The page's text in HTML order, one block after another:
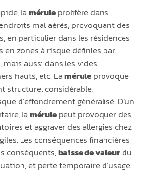
laméruleprolifère dans
mal aérés, provoquant des
en particulier dans les résidences
en zones à risque définies par
mais aussi dans les vides
hauts, etc. Laméruleprovoque
structurel considérable,
d’effondrement généralisé. D’un
lamérulepeut provoquer des
et aggraver des allergies chez
Les conséquences financières
conséquents,baisse de valeurdu
et perte temporaire d’usage